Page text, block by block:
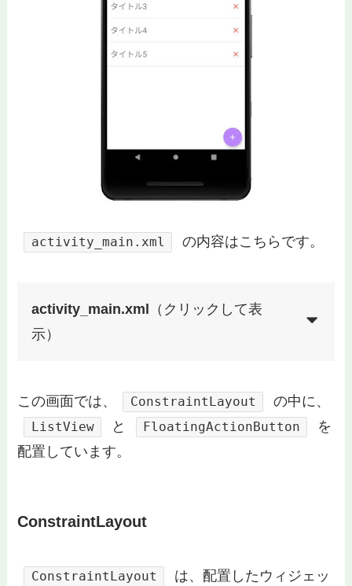
activity_main.xml の内容はこちらです。
activity_main.xml （クリックして表
示）
この画面では、 ConstraintLayout の中に、
ListView と FloatingActionButton
を
配置しています。
ConstraintLayout
ConstraintLayout は、配置したウィジェッ